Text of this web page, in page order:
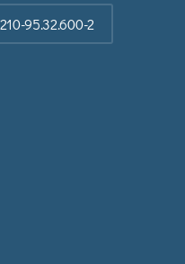
210-95.32.600-2